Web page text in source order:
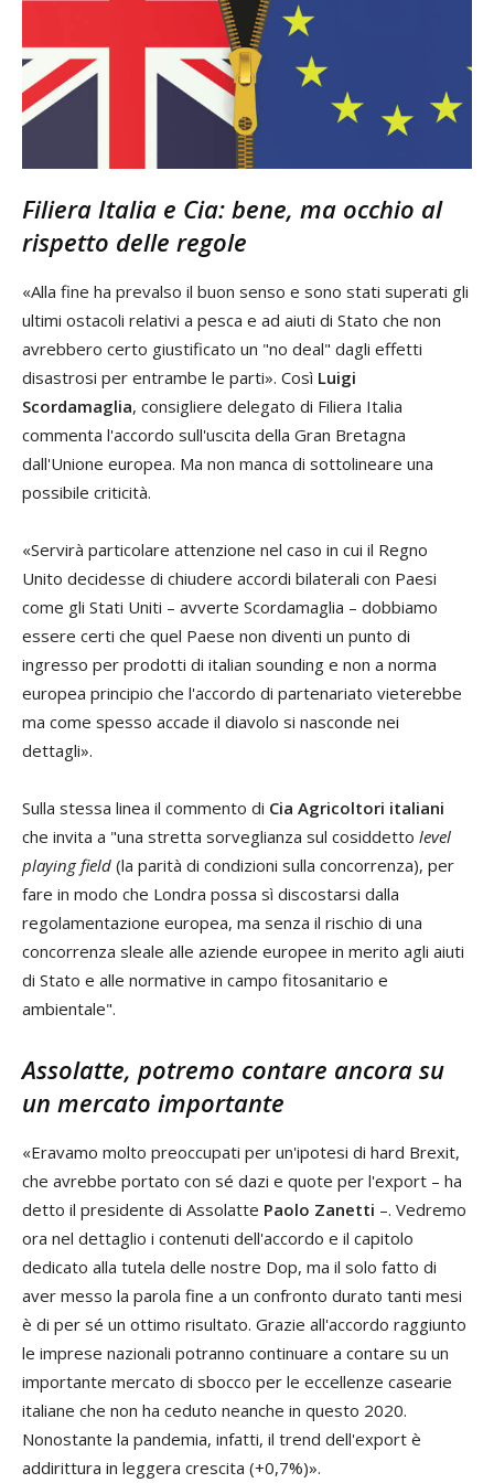
Filiera Italia e Cia: bene, ma occhio al
rispetto delle regole
«Alla fine ha prevalso il buon senso e sono stati superati gli
ultimi ostacoli relativi a pesca e ad aiuti di Stato che non
avrebbero certo giustificato un "no deal" dagli effetti
disastrosi per entrambe le parti». Così Luigi
Scordamaglia, consigliere delegato di Filiera Italia
commenta l'accordo sull'uscita della Gran Bretagna
dall'Unione europea. Ma non manca di sottolineare una
possibile criticità.
«Servirà particolare attenzione nel caso in cui il Regno
Unito decidesse di chiudere accordi bilaterali con Paesi
come gli Stati Uniti – avverte Scordamaglia – dobbiamo
essere certi che quel Paese non diventi un punto di
ingresso per prodotti di italian sounding e non a norma
europea principio che l'accordo di partenariato vieterebbe
ma come spesso accade il diavolo si nasconde nei
dettagli».
Sulla stessa linea il commento di Cia Agricoltori italiani
che invita a "una stretta sorveglianza sul cosiddetto level
playing field (la parità di condizioni sulla concorrenza), per
fare in modo che Londra possa sì discostarsi dalla
regolamentazione europea, ma senza il rischio di una
concorrenza sleale alle aziende europee in merito agli aiuti
di Stato e alle normative in campo fitosanitario e
ambientale".
Assolatte, potremo contare ancora su
un mercato importante
«Eravamo molto preoccupati per un'ipotesi di hard Brexit,
che avrebbe portato con sé dazi e quote per l'export – ha
detto il presidente di Assolatte Paolo Zanetti –. Vedremo
ora nel dettaglio i contenuti dell'accordo e il capitolo
dedicato alla tutela delle nostre Dop, ma il solo fatto di
aver messo la parola fine a un confronto durato tanti mesi
è di per sé un ottimo risultato. Grazie all'accordo raggiunto
le imprese nazionali potranno continuare a contare su un
importante mercato di sbocco per le eccellenze casearie
italiane che non ha ceduto neanche in questo 2020.
Nonostante la pandemia, infatti, il trend dell'export è
addirittura in leggera crescita (+0,7%)».